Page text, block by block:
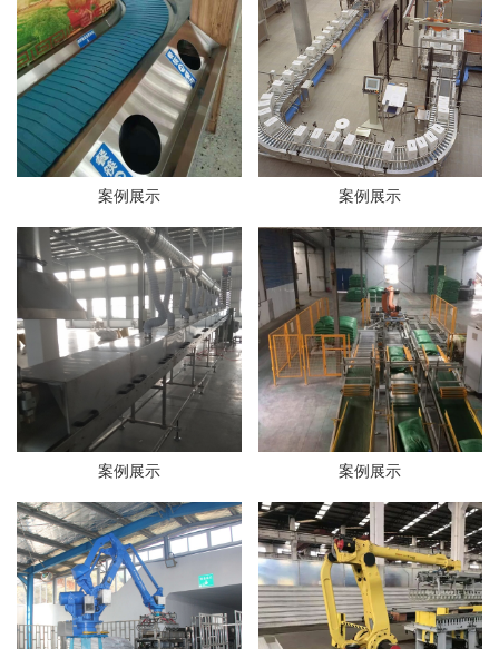
案例展示 案例展示
案例展示 案例展示